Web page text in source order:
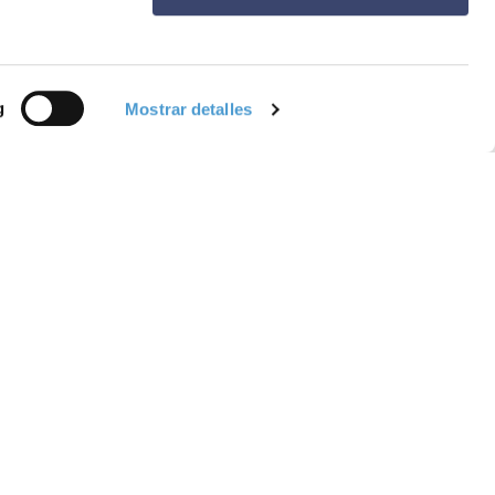
Mostrar detalles